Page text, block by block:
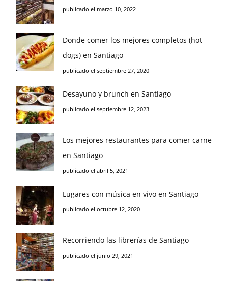
publicado el marzo 10, 2022
Donde comer los mejores completos (hot
dogs) en Santiago
publicado el septiembre 27, 2020
Desayuno y brunch en Santiago
publicado el septiembre 12, 2023
Los mejores restaurantes para comer carne
en Santiago
publicado el abril 5, 2021
Lugares con música en vivo en Santiago
publicado el octubre 12, 2020
Recorriendo las librerías de Santiago
publicado el junio 29, 2021